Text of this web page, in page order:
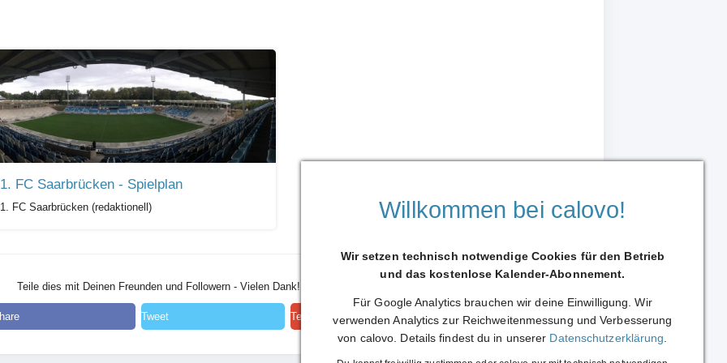
1. FC Saarbrücken - Spielplan
1. FC Saarbrücken (redaktionell)
Teile dies mit Deinen Freunden und Followern - Vielen Dank!
Tweet Teilen Weiterleiten
Willkommen bei calovo!
Wir setzen technisch notwendige Cookies für den Betrieb
und das kostenlose Kalender-Abonnement.
Für Google Analytics brauchen wir deine Einwilligung. Wir
verwenden Analytics zur Reichweitenmessung und Verbesserung
von calovo. Details findest du in unserer Datenschutzerklärung